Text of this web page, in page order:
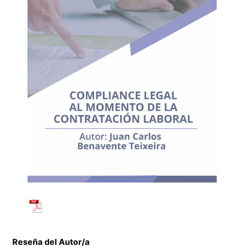
Reseña del Autor/a